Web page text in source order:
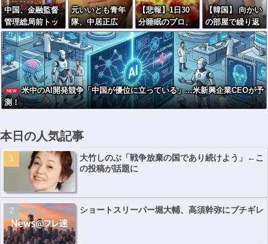
中国、金融監督
管理総局前トッ
プの全人代代表
資格を剥奪…重
大な規律違反
で！
元いいとも青年
隊、中居正広
の”素顔”を暴露
【悲報】1日30
分睡眠のプロ、
『大爆発』して
しまった結
果・・・・・
【韓国】 向かい
の部屋で繰り返
しわいせつ行
為…40代女性
「自宅に戻れな
い」
NEW
米中のAI開発競争「中国が優位に立っている」…米新興企業CEOが予
測！
本日の人気記事
大竹しのぶ「戦争放棄の国であり続けよう」←こ
の投稿が話題に
ショートスリーパー堀大輔、高須幹弥にブチギレ